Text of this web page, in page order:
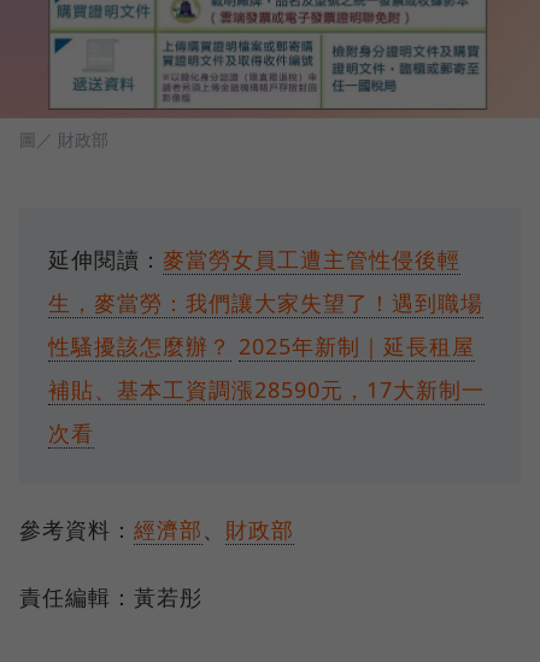
圖／ 財政部
延伸閱讀： 麥當勞女員工遭主管性侵後輕
生，麥當勞：我們讓大家失望了！遇到職場
性騷擾該怎麼辦？ 2025年新制｜延長租屋
補貼、基本工資調漲28590元，17大新制一
次看
參考資料： 經濟部、 財政部
責任編輯：黃若彤